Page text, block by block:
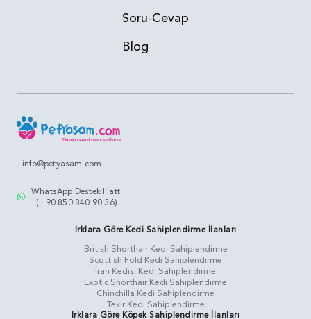
Soru-Cevap
Blog
info@petyasam.com
WhatsApp Destek Hattı
(+90 850 840 90 36)
Irklara Göre Kedi Sahiplendirme İlanları
British Shorthair Kedi Sahiplendirme
Scottish Fold Kedi Sahiplendirme
İran Kedisi Kedi Sahiplendirme
Exotic Shorthair Kedi Sahiplendirme
Chinchilla Kedi Sahiplendirme
Tekir Kedi Sahiplendirme
Irklara Göre Köpek Sahiplendirme İlanları